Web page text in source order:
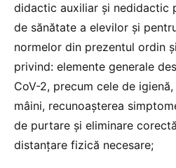
didactic auxiliar şi nedidactic
de sănătate a elevilor şi
normelor din prezentul ordin
privind: elemente generale
CoV-2, precum cele de
mâini, recunoaşterea
de purtare şi eliminare
distanţare fizică necesare;